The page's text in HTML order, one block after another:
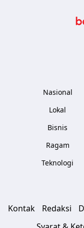
Nasional
Lokal
Bisnis
Ragam
Teknologi
Kontak Redaksi